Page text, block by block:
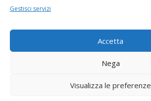
Gestisci servizi
Accetta
Nega
Visualizza le preferenze
P.I.03908300241
Privacy Policy e informazioni Legali